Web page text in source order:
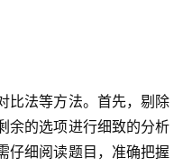
比法等方法。首先，剔除
余的选项进行细致的分析
仔细阅读题目，准确把握